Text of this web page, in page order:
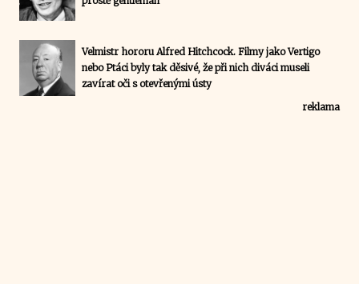
Velmistr hororu Alfred Hitchcock. Filmy jako Vertigo
nebo Ptáci byly tak děsivé, že při nich diváci museli
zavírat oči s otevřenými ústy
reklama